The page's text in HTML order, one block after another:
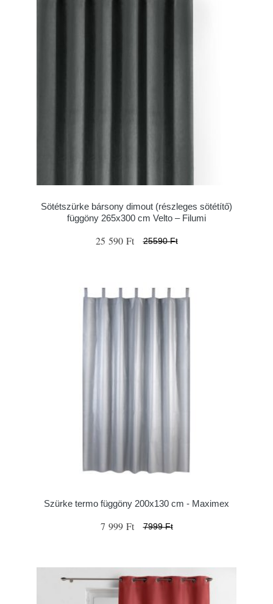
Sötétszürke bársony dimout (részleges sötétítő)
függöny 265x300 cm Velto – Filumi
25 590 Ft 25590 Ft
Szürke termo függöny 200x130 cm - Maximex
7 999 Ft 7999 Ft